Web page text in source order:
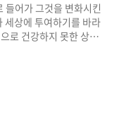
들어가 그것을 변화시킨
세상에 투여하기를 바라
로 건강하지 못한 상태